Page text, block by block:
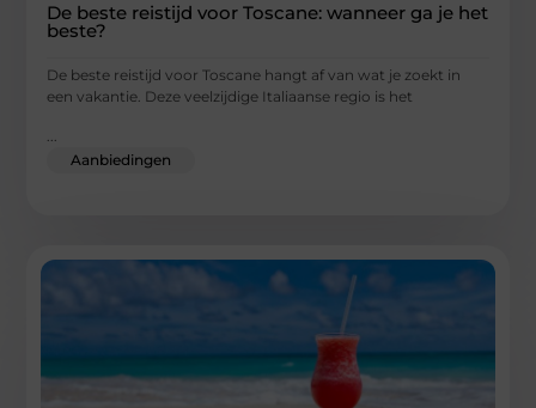
De beste reistijd voor Toscane: wanneer ga je het
beste?
De beste reistijd voor Toscane hangt af van wat je zoekt in
een vakantie. Deze veelzijdige Italiaanse regio is het
Aanbiedingen